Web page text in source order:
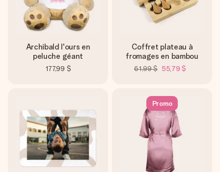
Archibald l'ours en
peluche géant
177,99 $
Coffret plateau à
fromages en bambou
61,99 $ 55,79 $
Promo